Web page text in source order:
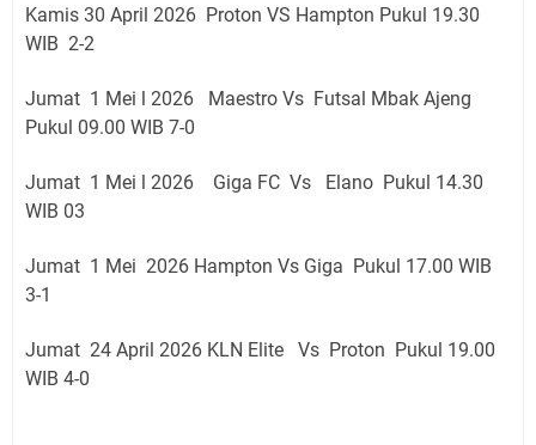
Kamis 30 April 2026 Proton VS Hampton Pukul 19.30
WIB 2-2
Jumat 1 Mei l 2026 Maestro Vs Futsal Mbak Ajeng
Pukul 09.00 WIB 7-0
Jumat 1 Mei l 2026 Giga FC Vs Elano Pukul 14.30
WIB 03
Jumat 1 Mei 2026 Hampton Vs Giga Pukul 17.00 WIB
3-1
Jumat 24 April 2026 KLN Elite Vs Proton Pukul 19.00
WIB 4-0